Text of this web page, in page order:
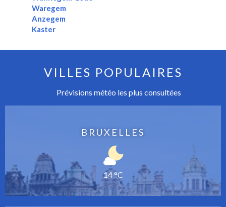
Waregem
Anzegem
Kaster
VILLES POPULAIRES
Prévisions météo les plus consultées
BRUXELLES
14 °C